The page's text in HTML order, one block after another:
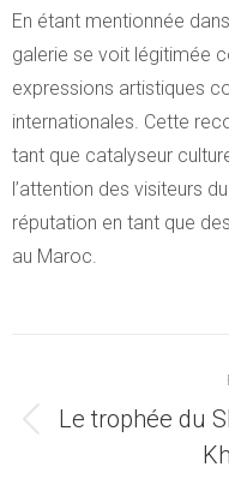
En étant mentionnée
galerie se voit légitimée
expressions artistiques
internationales. Cette
tant que catalyseur
l’attention des visiteurs
réputation en tant que
au Maroc.
article
Le trophée du